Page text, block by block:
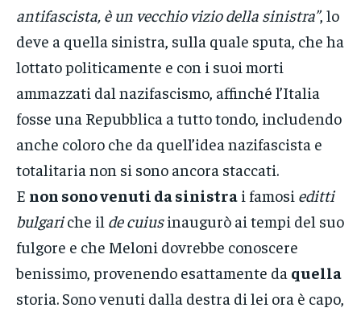
antifascista, è un vecchio vizio della sinistra”, lo
deve a quella sinistra, sulla quale sputa, che ha
lottato politicamente e con i suoi morti
ammazzati dal nazifascismo, affinché l’Italia
fosse una Repubblica a tutto tondo, includendo
anche coloro che da quell’idea nazifascista e
totalitaria non si sono ancora staccati.
E non sono venuti da sinistra i famosi editti
bulgariche il de cuiusinaugurò ai tempi del suo
fulgore e che Meloni dovrebbe conoscere
benissimo, provenendo esattamente da quella
storia. Sono venuti dalla destra di lei ora è capo,